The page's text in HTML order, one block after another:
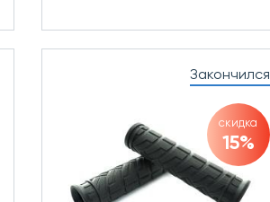
Закончился
скидка
15%